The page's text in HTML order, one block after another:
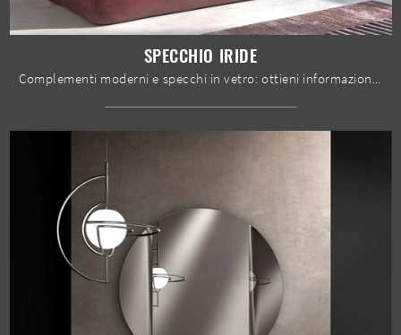
SPECCHIO IRIDE